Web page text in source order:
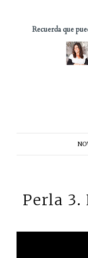
Recuerda que
Perla 3.